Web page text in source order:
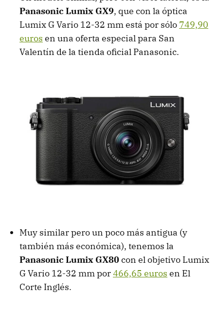
Panasonic Lumix GX9, que con la óptica
Lumix G Vario 12-32 mm está por sólo 749,90
euros en una oferta especial para San
Valentín de la tienda oficial Panasonic.
Muy similar pero un poco más antigua (y
también más económica), tenemos la
Panasonic Lumix GX80con el objetivo Lumix
G Vario 12-32 mm por466,65 euros en El
Corte Inglés.